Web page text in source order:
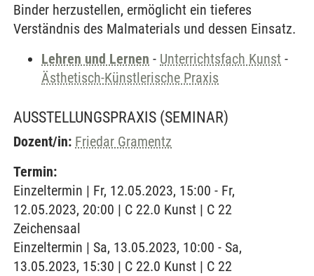
Binder herzustellen, ermöglicht ein tieferes
Verständnis des Malmaterials und dessen Einsatz.
Lehren und Lernen - Unterrichtsfach Kunst -
Ästhetisch-Künstlerische Praxis
AUSSTELLUNGSPRAXIS (SEMINAR)
Dozent/in: Friedar Gramentz
Termin:
Einzeltermin | Fr, 12.05.2023, 15:00 - Fr,
12.05.2023, 20:00 | C 22.0 Kunst | C 22
Zeichensaal
Einzeltermin | Sa, 13.05.2023, 10:00 - Sa,
13.05.2023, 15:30 | C 22.0 Kunst | C 22